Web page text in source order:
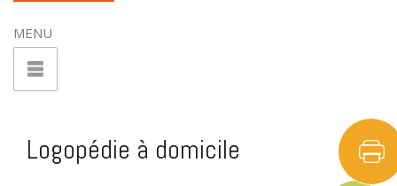
MENU
Logopédie à domicile